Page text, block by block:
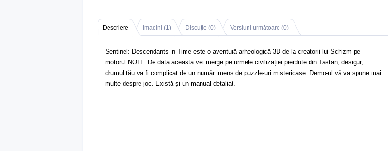
Descriere Imagini (1) Discuție (0) Versiuni următoare (0)
Sentinel: Descendants in Time este o aventură arheologică 3D de la creatorii lui Schizm pe
motorul NOLF. De data aceasta vei merge pe urmele civilizației pierdute din Tastan, desigur,
drumul tău va fi complicat de un număr imens de puzzle-uri misterioase. Demo-ul vă va spune mai
multe despre joc. Există și un manual detaliat.